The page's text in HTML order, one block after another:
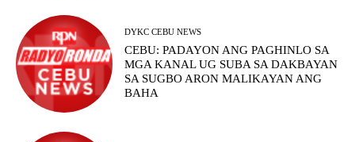
DYKC CEBU NEWS
CEBU: PADAYON ANG PAGHINLO SA
MGA KANAL UG SUBA SA DAKBAYAN
SA SUGBO ARON MALIKAYAN ANG
BAHA